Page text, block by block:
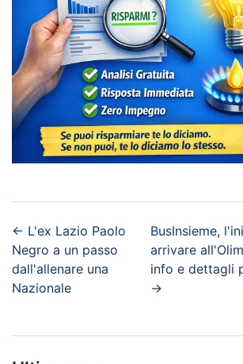
← L'ex Lazio Paolo
Negro a un passo
dall'allenare una
Nazionale
BusInsieme,
arrivare
info e dettagli
→